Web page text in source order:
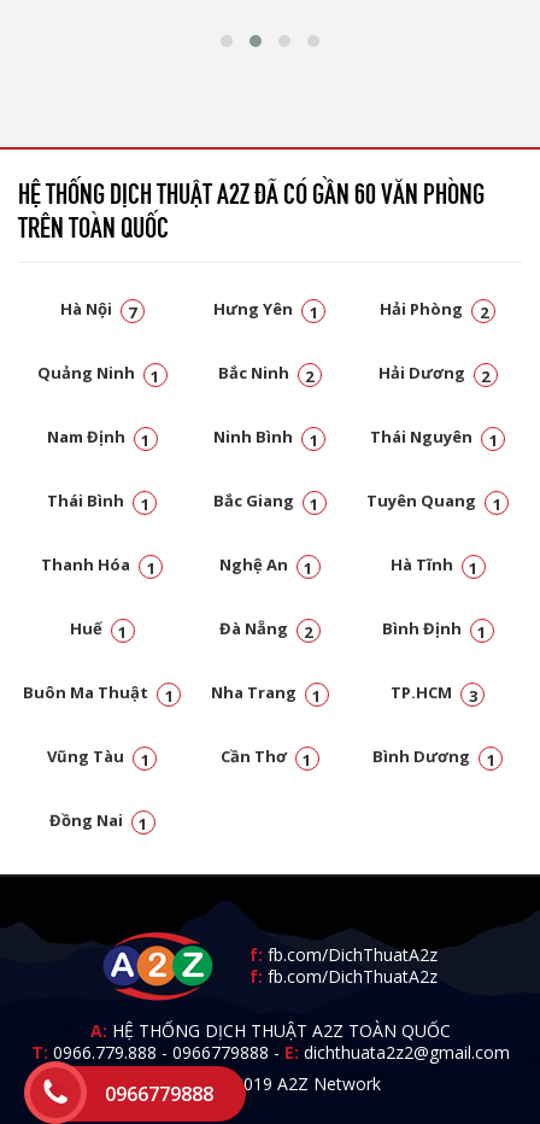
HỆ THỐNG DỊCH THUẬT A2Z ĐÃ CÓ GẦN 60 VĂN PHÒNG
TRÊN TOÀN QUỐC
Hà Nội 7 Hưng Yên 1 Hải Phòng 2
Quảng Ninh 1 Bắc Ninh 2 Hải Dương 2
Nam Định 1 Ninh Bình 1 Thái Nguyên 1
Thái Bình 1 Bắc Giang 1 Tuyên Quang 1
Thanh Hóa 1 Nghệ An 1 Hà Tĩnh 1
Huế 1 Đà Nẵng 2 Bình Định 1
Buôn Ma Thuật 1 Nha Trang 1 TP.HCM 3
Vũng Tàu 1 Cần Thơ 1 Bình Dương 1
Đồng Nai 1
f: fb.com/DichThuatA2z
f: fb.com/DichThuatA2z
A: HỆ THỐNG DỊCH THUẬT A2Z TOÀN QUỐC
T: 0966.779.888 - 0966779888 - E: dichthuata2z2@gmail.com
© 2009 - 2019 A2Z Network
0966779888